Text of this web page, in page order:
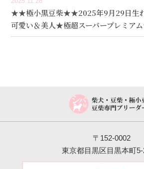
★★極小黒豆柴★★2025年9月29日生
可愛い＆美人★極超スーパープレミア
〒152-0002
東京都目黒区目黒本町